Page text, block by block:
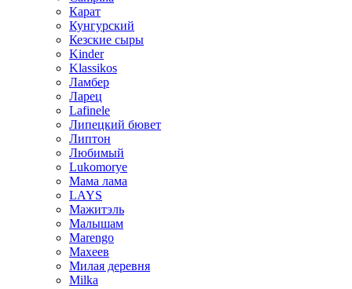
Карат
Кунгурский
Кезские сыры
Kinder
Klassikos
Ламбер
Ларец
Lafinele
Липецкий бювет
Липтон
Любимый
Lukomorye
Мама лама
LAYS
Мажитэль
Малышам
Marengo
Махеев
Милая деревня
Milka